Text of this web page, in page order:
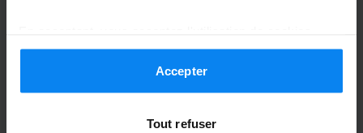
conformément aux règles en vigueur dans votre pays,
mais vous pouvez modifier vos paramètres à tout
moment. Pour plus de détails, consultez notrePolitique
Accepter
Tout refuser
Emmanuelle Martin 8
Garé du 13/07/2026 au 20/07/2026
Bonjour, personnel sympathique et